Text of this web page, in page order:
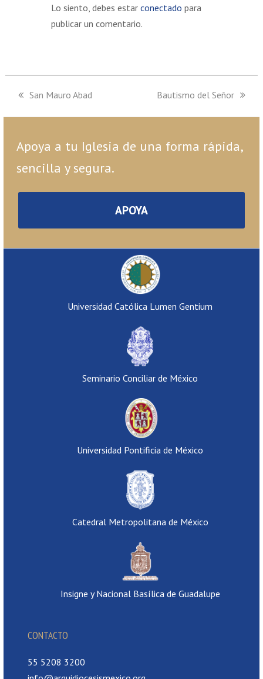
Lo siento, debes estar conectado para
publicar un comentario.
previous
San Mauro Abad
next
Bautismo del Señor
Apoya a tu Iglesia de una forma rápida,
sencilla y segura.
APOYA
Universidad Católica Lumen Gentium
Seminario Conciliar de México
Universidad Pontificia de México
Catedral Metropolitana de México
Insigne y Nacional Basílica de Guadalupe
CONTACTO
55 5208 3200